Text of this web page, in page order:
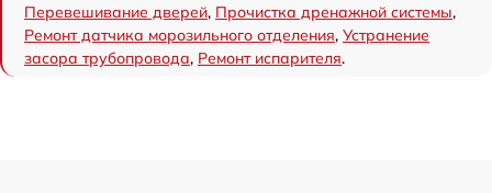
Перевешивание дверей, Прочистка дренажной системы,
Ремонт датчика морозильного отделения, Устранение
засора трубопровода, Ремонт испарителя.